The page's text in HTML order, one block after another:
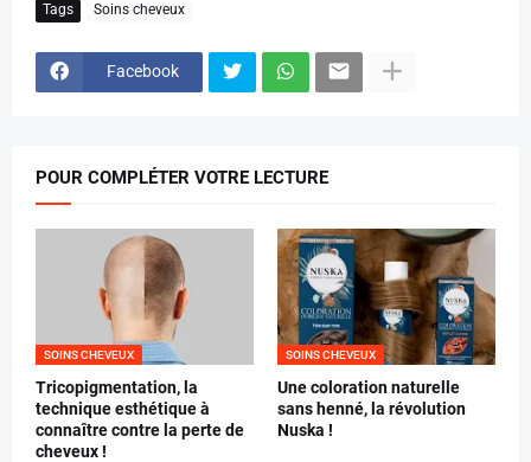
Tags Soins cheveux
Facebook
POUR COMPLÉTER VOTRE LECTURE
SOINS CHEVEUX
Tricopigmentation, la
technique esthétique à
connaître contre la perte de
cheveux !
SOINS CHEVEUX
Une coloration naturelle
sans henné, la révolution
Nuska !